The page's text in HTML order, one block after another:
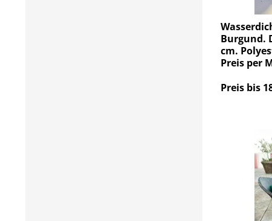
Burgund.
cm.
Preis per
Preis bis